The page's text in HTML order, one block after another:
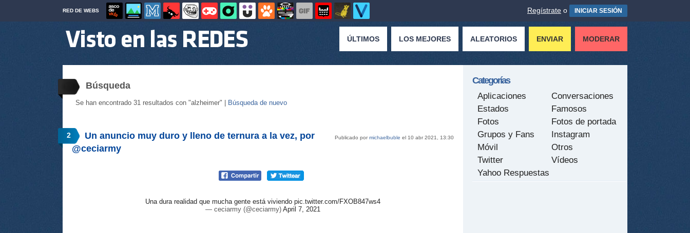
RED DE WEBS Regístrate o INICIAR SESIÓN
ÚLTIMOS LOS MEJORES ALEATORIOS ENVIAR MODERAR
Búsqueda
Se han encontrado 31 resultados con "alzheimer" | Búsqueda de nuevo
2 Publicado pormichaelbuble el 10 abr 2021, 13:30
Un anuncio muy duro y lleno de ternura a la vez, por
@ceciarmy
Una dura realidad que mucha gente está viviendo pic.twitter.com/FXOB847ws4
— ceciarmy (@ceciarmy) April 7, 2021
Categorías
Aplicaciones
Conversaciones
Estados
Famosos
Fotos
Fotos de portada
Grupos y Fans
Instagram
Móvil
Otros
Twitter
Vídeos
Yahoo Respuestas